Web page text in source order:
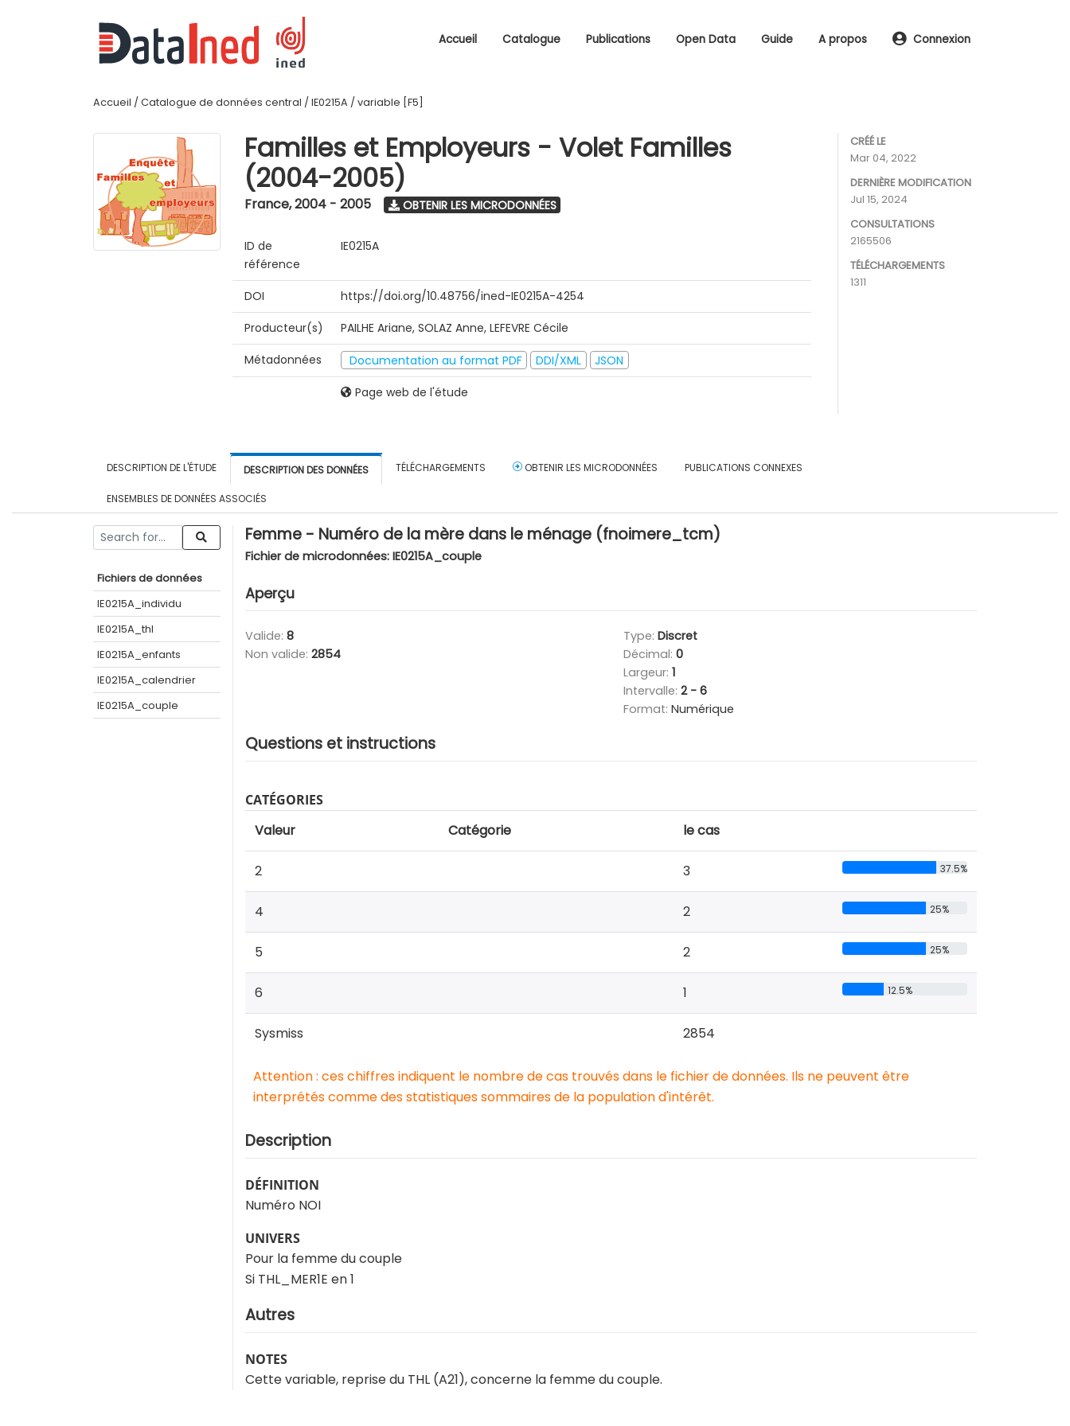
Accueil Catalogue Publications Open Data Guide A propos Connexion
Accueil / Catalogue de données central / IE0215A / variable [F5]
Familles et Employeurs - Volet Familles
(2004-2005)
France,2004 - 2005 OBTENIR LES MICRODONNÉES
ID de
référence
IE0215A
DOI
https://doi.org/10.48756/ined-IE0215A-4254
Producteur(s)
PAILHE Ariane, SOLAZ Anne, LEFEVRE Cécile
Métadonnées
Documentation au format PDF DDI/XML
JSON
Page web de l'étude
CRÉÉ LE
Mar 04, 2022
DERNIÈRE MODIFICATION
Jul 15, 2024
CONSULTATIONS
2165506
TÉLÉCHARGEMENTS
1311
DESCRIPTION DE L'ÉTUDE DESCRIPTION DES DONNÉES TÉLÉCHARGEMENTS OBTENIR LES MICRODONNÉES PUBLICATIONS CONNEXES
ENSEMBLES DE DONNÉES ASSOCIÉS
Fichiers de données
IE0215A_individu
IE0215A_thl
IE0215A_enfants
IE0215A_calendrier
IE0215A_couple
Femme - Numéro de la mère dans le ménage (fnoimere_tcm)
Fichier de microdonnées: IE0215A_couple
Aperçu
Valide: 8
Non valide: 2854
Type: Discret
Décimal: 0
Largeur: 1
Intervalle: 2 - 6
Format: Numérique
Questions et instructions
CATÉGORIES
Valeur Catégorie le cas
2 3 37.5%
4 2 25%
5 2 25%
6 1 12.5%
Sysmiss 2854
Attention : ces chiffres indiquent le nombre de cas trouvés dans le fichier de données. Ils ne peuvent être
interprétés comme des statistiques sommaires de la population d'intérêt.
Description
DÉFINITION
Numéro NOI
UNIVERS
Pour la femme du couple
Si THL_MER1E en 1
Autres
NOTES
Cette variable, reprise du THL (A21), concerne la femme du couple.